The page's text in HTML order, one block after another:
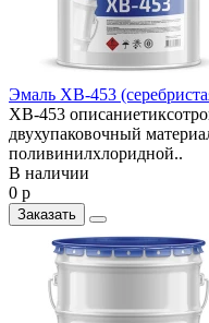
Эмаль ХВ-453
ХВ-453
двухупаковочный
поливинилхлоридной..
В наличии
0 р
Заказать